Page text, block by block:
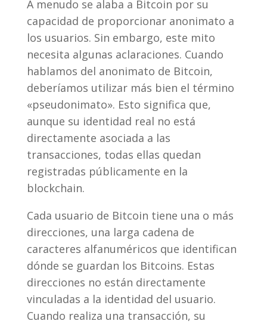
A menudo se alaba a Bitcoin por su
capacidad de proporcionar anonimato a
los usuarios. Sin embargo, este mito
necesita algunas aclaraciones. Cuando
hablamos del anonimato de Bitcoin,
deberíamos utilizar más bien el término
«pseudonimato». Esto significa que,
aunque su identidad real no está
directamente asociada a las
transacciones, todas ellas quedan
registradas públicamente en la
blockchain.
Cada usuario de Bitcoin tiene una o más
direcciones, una larga cadena de
caracteres alfanuméricos que identifican
dónde se guardan los Bitcoins. Estas
direcciones no están directamente
vinculadas a la identidad del usuario.
Cuando realiza una transacción, su